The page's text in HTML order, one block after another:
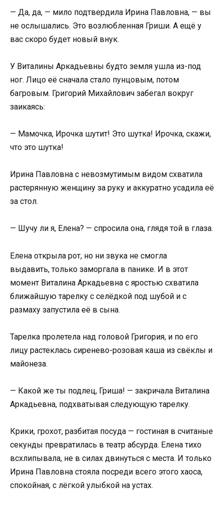
— Да, да, — мило подтвердила Ирина Павловна, — вы
не ослышались. Это возлюбленная Гриши. А ещё у
вас скоро будет новый внук.
У Виталины Аркадьевны будто земля ушла из-под
ног. Лицо её сначала стало пунцовым, потом
багровым. Григорий Михайлович забегал вокруг
заикаясь:
— Мамочка, Ирочка шутит! Это шутка! Ирочка, скажи,
что это шутка!
Ирина Павловна с невозмутимым видом схватила
растерянную женщину за руку и аккуратно усадила её
за стол.
— Шучу ли я, Елена? — спросила она, глядя той в глаза.
Елена открыла рот, но ни звука не смогла
выдавить, только заморгала в панике. И в этот
момент Виталина Аркадьевна с яростью схватила
ближайшую тарелку с селёдкой под шубой и с
размаху запустила её в сына.
Тарелка пролетела над головой Григория, и по его
лицу растеклась сиренево-розовая каша из свёклы и
майонеза.
— Какой же ты подлец, Гриша! — закричала Виталина
Аркадьевна, подхватывая следующую тарелку.
Крики, грохот, разбитая посуда — гостиная в считаные
секунды превратилась в театр абсурда. Елена тихо
всхлипывала, не в силах двинуться с места. И только
Ирина Павловна стояла посреди всего этого хаоса,
спокойная, с лёгкой улыбкой на устах.